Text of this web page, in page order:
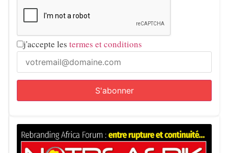
j'accepte les termes et conditions